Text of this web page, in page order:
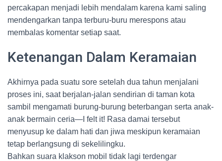
percakapan menjadi lebih mendalam karena kami saling
mendengarkan tanpa terburu-buru merespons atau
membalas komentar setiap saat.
Ketenangan Dalam Keramaian
Akhirnya pada suatu sore setelah dua tahun menjalani
proses ini, saat berjalan-jalan sendirian di taman kota
sambil mengamati burung-burung beterbangan serta anak-
anak bermain ceria—I felt it! Rasa damai tersebut
menyusup ke dalam hati dan jiwa meskipun keramaian
tetap berlangsung di sekelilingku.
Bahkan suara klakson mobil tidak lagi terdengar